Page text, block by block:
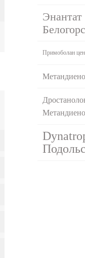
Примоболан